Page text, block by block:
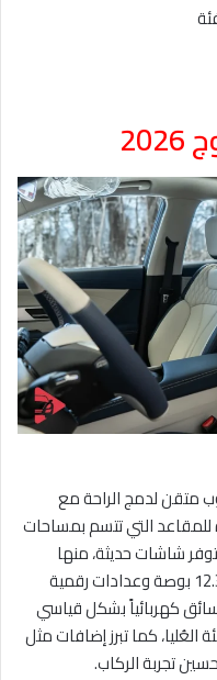
متقن لدمج الراحة مع
للمقاعد التي تتسم بمساحات
شاشات حديثة، منها
شاشة معلومات وترفيه عريضة قياس 12.3 بوصة وعدادات رقمية
كهربائياً بشكل قياسي
كما تبرز إضافات مثل
تجربة الركاب.